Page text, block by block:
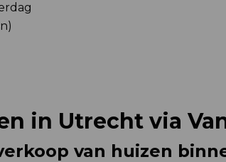
in Utrecht via
van huizen